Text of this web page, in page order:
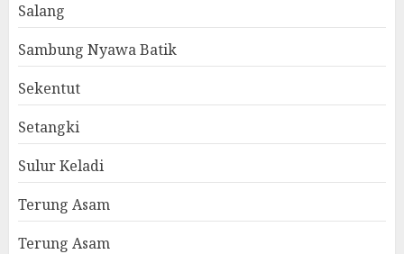
Salang
Sambung Nyawa Batik
Sekentut
Setangki
Sulur Keladi
Terung Asam
Terung Asam